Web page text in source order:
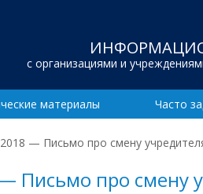
с организациями и
материалы Часто
— Письмо про смену
Письмо про смену